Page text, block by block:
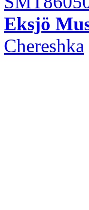
Eksjö
Chereshka